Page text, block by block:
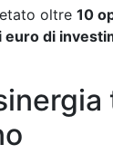
oltre 10
euro di